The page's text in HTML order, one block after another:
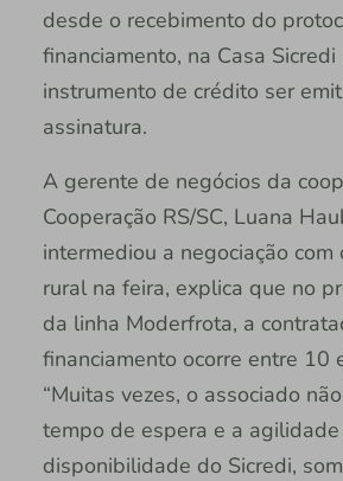
desde o recebimento do
financiamento, na Casa
instrumento de crédito ser
assinatura.
A gerente de negócios da
Cooperação RS/SC, Luana
intermediou a negociação
rural na feira, explica que no
da linha Moderfrota, a
financiamento ocorre entre 10
“Muitas vezes, o associado
tempo de espera e a agilidade
disponibilidade do Sicredi,